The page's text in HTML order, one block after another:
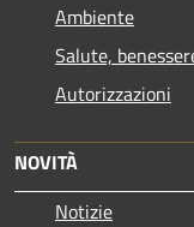
Ambiente
Salute,
Autorizzazioni
NOVITÀ
Notizie